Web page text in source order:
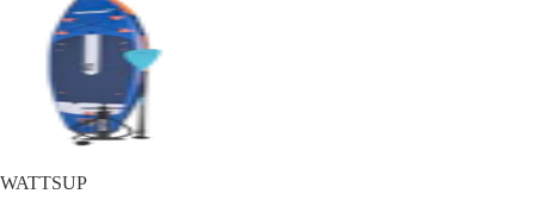
WATTSUP